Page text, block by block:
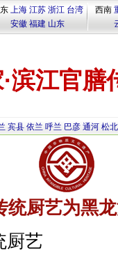
上海 江苏 浙江 台湾
安徽 福建 山东
西南
滨江官膳
宾县 依兰 呼兰 巴彦 通河 松北
统厨艺为黑
厨艺